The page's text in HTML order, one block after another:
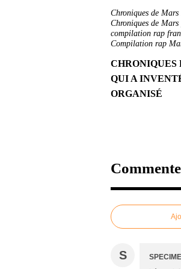
Chroniques de Mars
Chroniques de
compilation rap
Compilation rap
QUI A
ORGANISÉ
S